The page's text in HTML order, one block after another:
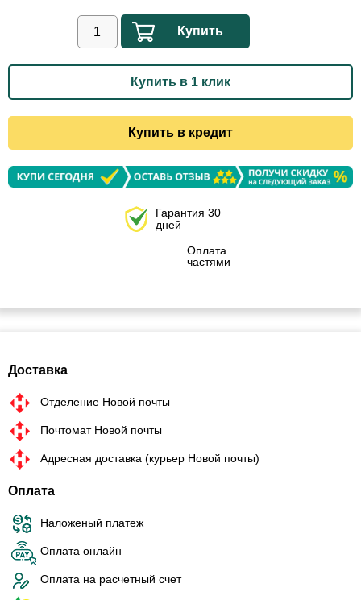
Купить
Купить в 1 клик
Купить в кредит
Гарантия 30
дней
Оплата
частями
Доставка
Отделение Новой почты
Почтомат Новой почты
Адресная доставка (курьер Новой почты)
Оплата
Наложеный платеж
Оплата онлайн
Оплата на расчетный счет